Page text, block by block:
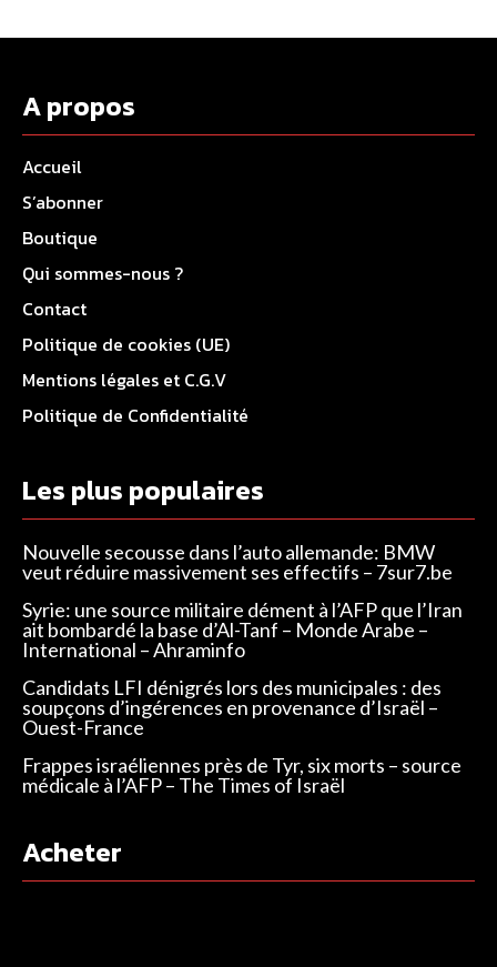
A propos
Accueil
S’abonner
Boutique
Qui sommes-nous ?
Contact
Politique de cookies (UE)
Mentions légales et C.G.V
Politique de Confidentialité
Les plus populaires
Nouvelle secousse dans l’auto allemande: BMW
veut réduire massivement ses effectifs – 7sur7.be
Syrie: une source militaire dément à l’AFP que l’Iran
ait bombardé la base d’Al-Tanf – Monde Arabe –
International – Ahraminfo
Candidats LFI dénigrés lors des municipales : des
soupçons d’ingérences en provenance d’Israël –
Ouest-France
Frappes israéliennes près de Tyr, six morts – source
médicale à l’AFP – The Times of Israël
Acheter